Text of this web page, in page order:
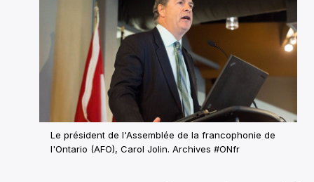
Le président de l'Assemblée de la francophonie de
l'Ontario (AFO), Carol Jolin. Archives #ONfr